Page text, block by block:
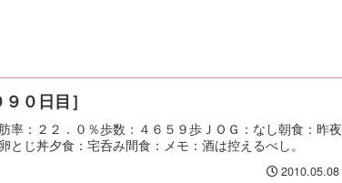
０日目］
率：２２．０％歩数：４６５９歩ＪＯＧ：なし朝食：昨夜
とじ丼夕食：宅呑み間食：メモ：酒は控えるべし。
2010.05.08